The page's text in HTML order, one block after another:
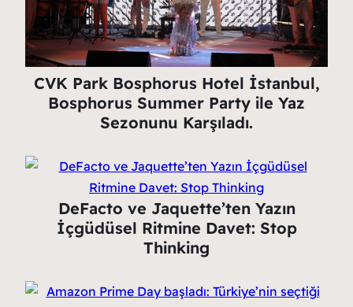
CVK Park Bosphorus Hotel İstanbul,
Bosphorus Summer Party ile Yaz
Sezonunu Karşıladı.
DeFacto ve Jaquette’ten Yazın
İçgüdüsel Ritmine Davet: Stop
Thinking